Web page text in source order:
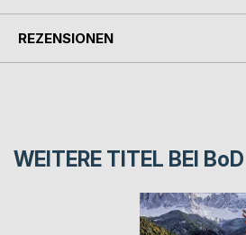
REZENSIONEN
WEITERE TITEL BEI BoD